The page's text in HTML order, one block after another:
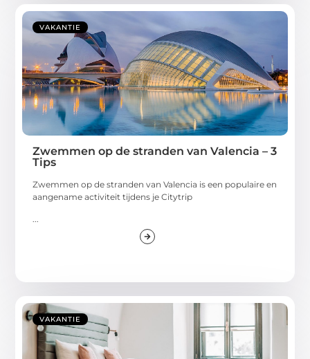
VAKANTIE
Zwemmen op de stranden van Valencia – 3
Tips
Zwemmen op de stranden van Valencia is een populaire en
aangename activiteit tijdens je Citytrip
...
VAKANTIE